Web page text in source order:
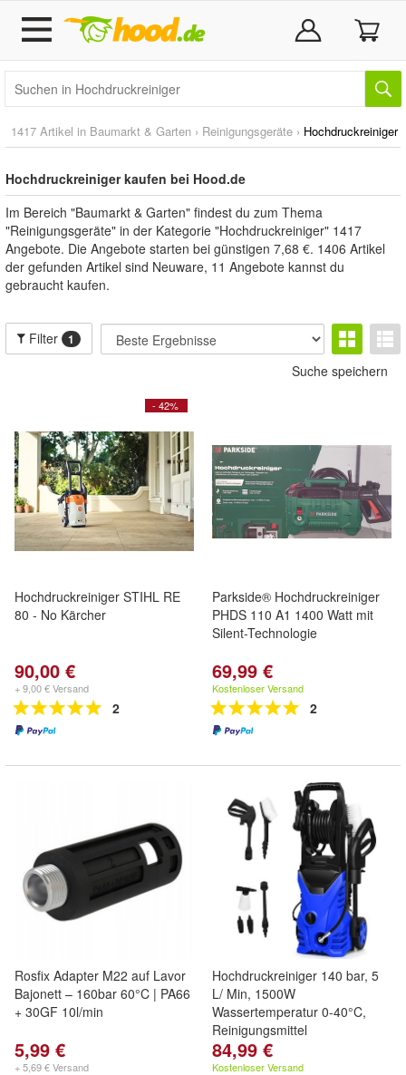
1417 Artikel in Baumarkt & Garten › Reinigungsgeräte › Hochdruckreiniger
Hochdruckreiniger kaufen bei Hood.de
Im Bereich "Baumarkt & Garten" findest du zum Thema
"Reinigungsgeräte" in der Kategorie "Hochdruckreiniger" 1417
Angebote. Die Angebote starten bei günstigen 7,68 €. 1406 Artikel
der gefunden Artikel sind Neuware, 11 Angebote kannst du
gebraucht kaufen.
Filter 1
Suche speichern
- 42%
Hochdruckreiniger STIHL RE
80 - No Kärcher
90,00 €
+ 9,00 € Versand
2
Parkside® Hochdruckreiniger
PHDS 110 A1 1400 Watt mit
Silent-Technologie
69,99 €
Kostenloser Versand
2
Rosfix Adapter M22 auf Lavor
Bajonett – 160bar 60°C | PA66
+ 30GF 10l/min
5,99 €
+ 5,69 € Versand
Hochdruckreiniger 140 bar, 5
L/ Min, 1500W
Wassertemperatur 0-40°C,
Reinigungsmittel
84,99 €
Kostenloser Versand